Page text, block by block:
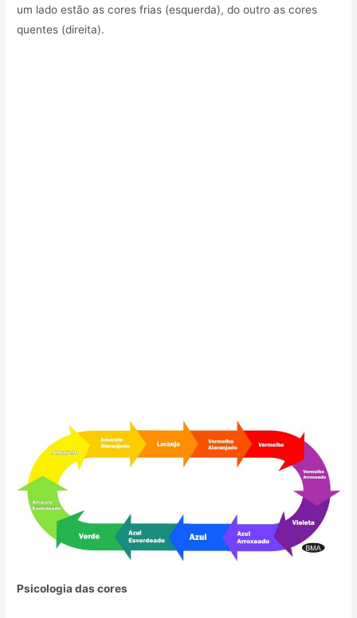
um lado estão as cores frias (esquerda), do outro as cores
quentes (direita).
Psicologia das cores